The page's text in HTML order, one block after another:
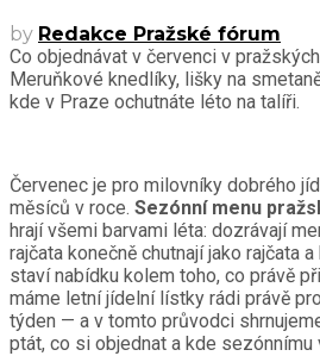
by Redakce Pražské fórum
Co objednávat v červenci v
Meruňkové knedlíky, lišky na
kde v Praze ochutnáte léto na talíři.
Červenec je pro milovníky dobrého
měsíců v roce. Sezónní menu
hrají všemi barvami léta: dozrávají
rajčata konečně chutnají jako rajčata
staví nabídku kolem toho, co právě
máme letní jídelní lístky rádi právě
týden — a v tomto průvodci
ptát, co si objednat a kde sezónnímu